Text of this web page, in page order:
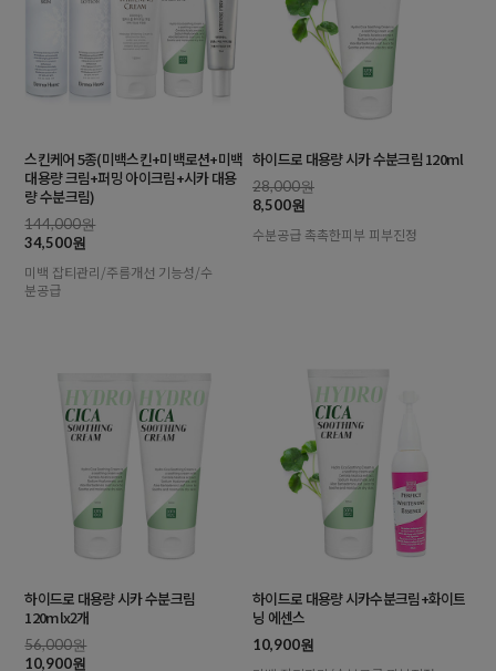
스킨케어 5종(미백스킨+미백로션+미백
대용량 크림+퍼밍 아이크림+시카 대용
량 수분크림)
144,000원
34,500원
미백 잡티관리/주름개선 기능성/수
분공급
하이드로 대용량 시카 수분크림 120ml
28,000원
8,500원
수분공급 촉촉한피부 피부진정
하이드로 대용량 시카 수분크림
120mlx2개
56,000원
10,900원
하이드로 대용량 시카수분크림+화이트
닝 에센스
10,900원